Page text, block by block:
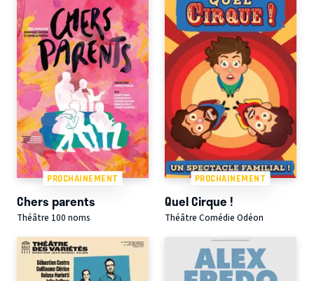
PROCHAINEMENT
Chers parents
Théâtre 100 noms
PROCHAINEMENT
Quel Cirque !
Théâtre Comédie Odéon